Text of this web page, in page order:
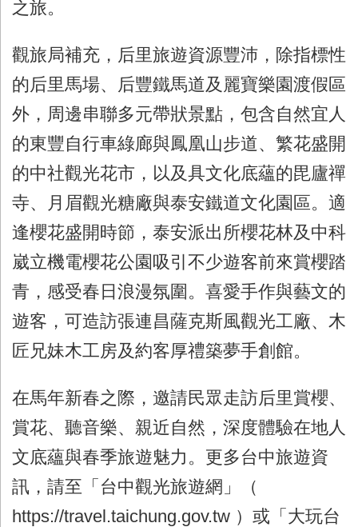
之旅。
觀旅局補充，后里旅遊資源豐沛，除指標性
的后里馬場、后豐鐵馬道及麗寶樂園渡假區
外，周邊串聯多元帶狀景點，包含自然宜人
的東豐自行車綠廊與鳳凰山步道、繁花盛開
的中社觀光花市，以及具文化底蘊的毘廬禪
寺、月眉觀光糖廠與泰安鐵道文化園區。適
逢櫻花盛開時節，泰安派出所櫻花林及中科
崴立機電櫻花公園吸引不少遊客前來賞櫻踏
青，感受春日浪漫氛圍。喜愛手作與藝文的
遊客，可造訪張連昌薩克斯風觀光工廠、木
匠兄妹木工房及約客厚禮築夢手創館。
在馬年新春之際，邀請民眾走訪后里賞櫻、
賞花、聽音樂、親近自然，深度體驗在地人
文底蘊與春季旅遊魅力。更多台中旅遊資
訊，請至「台中觀光旅遊網」（
https://travel.taichung.gov.tw ）或「大玩台